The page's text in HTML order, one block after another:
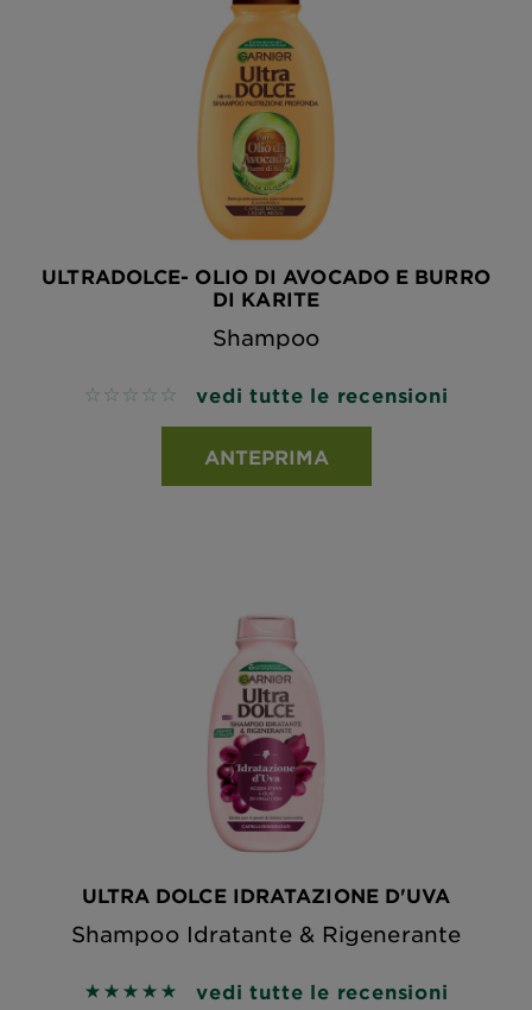
ULTRADOLCE- OLIO DI AVOCADO E BURRO
DI KARITE
Shampoo
No reviews vedi tutte le recensioni
ANTEPRIMA
ULTRA DOLCE IDRATAZIONE D'UVA
Shampoo Idratante & Rigenerante
5 out of 5 stars based on reviews
vedi tutte le recensioni